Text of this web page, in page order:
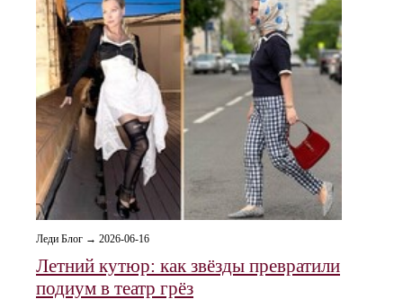
Леди Блог → 2026-06-16
Летний кутюр: как звёзды превратили
подиум в театр грёз